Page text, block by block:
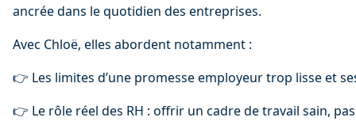
ancrée dans le quotidien des entreprises.
Avec Chloë, elles abordent notamment :
👉 Les limites d’une promesse employeur trop lisse et
👉 Le rôle réel des RH : offrir un cadre de travail sain,